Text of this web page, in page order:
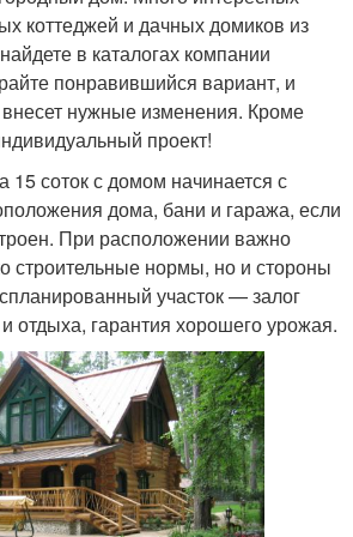
коттеджей и дачных домиков из
в каталогах компании
понравившийся вариант, и
нужные изменения. Кроме
проект!
15 соток с домом начинается с
дома, бани и гаража, если
При расположении важно
строительные нормы, но и стороны
участок — залог
отдыха, гарантия хорошего урожая.